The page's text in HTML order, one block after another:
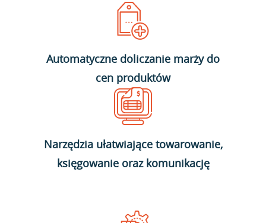
Automatyczne doliczanie marży do
cen produktów
Narzędzia ułatwiające towarowanie,
księgowanie oraz komunikację